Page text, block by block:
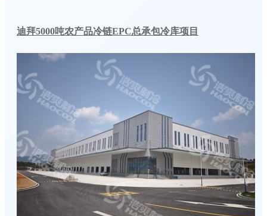
迪拜5000吨农产品冷链EPC总承包冷库项目